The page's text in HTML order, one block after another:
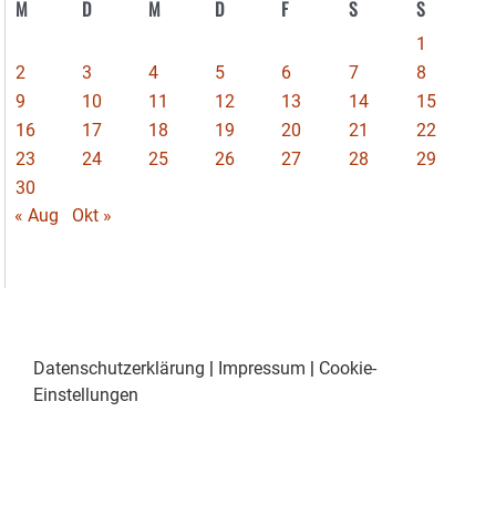
M D M D F S S
1
2
3 4 5 6 7
8
9
10 11 12 13 14
15
16
17 18 19 20 21
22
23
24 25 26 27 28
29
30
« Aug
Okt »
Datenschutzerklärung | Impressum | Cookie-
Einstellungen